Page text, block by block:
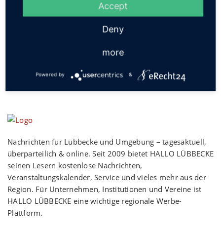
Social
Nachrichten für Lübbecke und Umgebung – tagesaktuell,
überparteilich & online. Seit 2009 bietet HALLO LÜBBECKE
seinen Lesern kostenlose Nachrichten,
Veranstaltungskalender, Service und vieles mehr aus der
Region. Für Unternehmen, Institutionen und Vereine ist
HALLO LÜBBECKE eine wichtige regionale Werbe-
Plattform.
Accept
Deny
more
Powered by &